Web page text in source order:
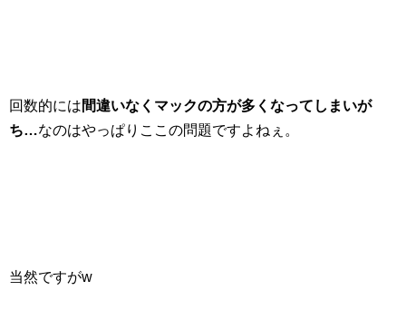
回数的には間違いなくマックの方が多くなってしまいが
ち…なのはやっぱりここの問題ですよねぇ。
当然ですがw